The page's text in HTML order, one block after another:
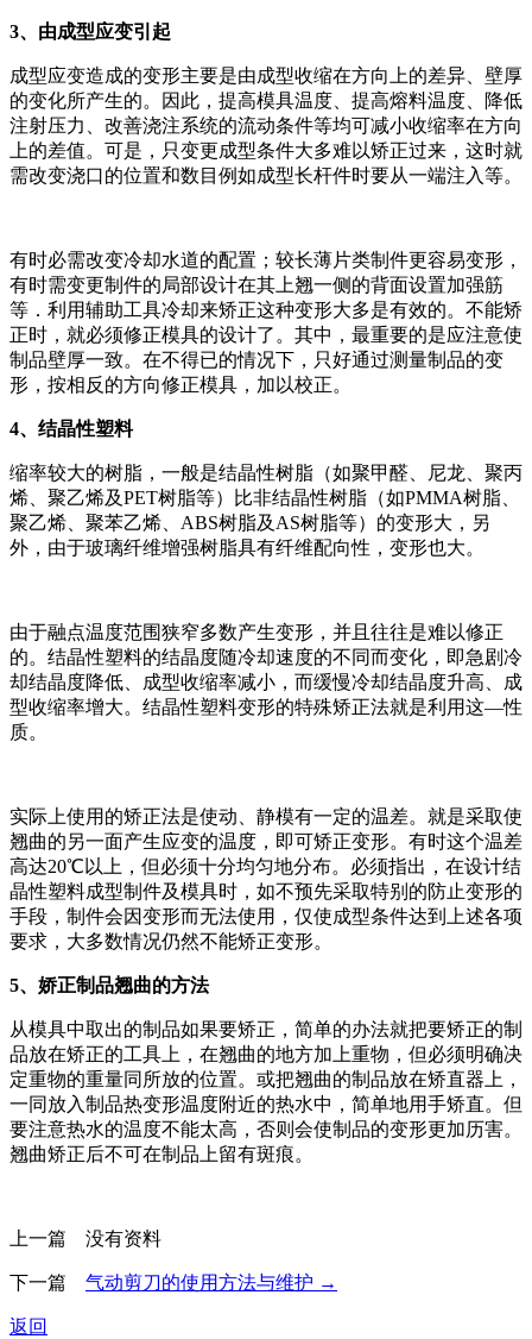
3、由成型应变引起
成型应变造成的变形主要是由成型收缩在方向上的差异、壁厚
的变化所产生的。因此，提高模具温度、提高熔料温度、降低
注射压力、改善浇注系统的流动条件等均可减小收缩率在方向
上的差值。可是，只变更成型条件大多难以矫正过来，这时就
需改变浇口的位置和数目例如成型长杆件时要从一端注入等。
有时必需改变冷却水道的配置；较长薄片类制件更容易变形，
有时需变更制件的局部设计在其上翘一侧的背面设置加强筋
等．利用辅助工具冷却来矫正这种变形大多是有效的。不能矫
正时，就必须修正模具的设计了。其中，最重要的是应注意使
制品壁厚一致。在不得已的情况下，只好通过测量制品的变
形，按相反的方向修正模具，加以校正。
4、结晶性塑料
缩率较大的树脂，一般是结晶性树脂（如聚甲醛、尼龙、聚丙
烯、聚乙烯及PET树脂等）比非结晶性树脂（如PMMA树脂、
聚乙烯、聚苯乙烯、ABS树脂及AS树脂等）的变形大，另
外，由于玻璃纤维增强树脂具有纤维配向性，变形也大。
由于融点温度范围狭窄多数产生变形，并且往往是难以修正
的。结晶性塑料的结晶度随冷却速度的不同而变化，即急剧冷
却结晶度降低、成型收缩率减小，而缓慢冷却结晶度升高、成
型收缩率增大。结晶性塑料变形的特殊矫正法就是利用这—性
质。
实际上使用的矫正法是使动、静模有一定的温差。就是采取使
翘曲的另一面产生应变的温度，即可矫正变形。有时这个温差
高达20℃以上，但必须十分均匀地分布。必须指出，在设计结
晶性塑料成型制件及模具时，如不预先采取特别的防止变形的
手段，制件会因变形而无法使用，仅使成型条件达到上述各项
要求，大多数情况仍然不能矫正变形。
5、娇正制品翘曲的方法
从模具中取出的制品如果要矫正，简单的办法就把要矫正的制
品放在矫正的工具上，在翘曲的地方加上重物，但必须明确决
定重物的重量同所放的位置。或把翘曲的制品放在矫直器上，
一同放入制品热变形温度附近的热水中，简单地用手矫直。但
要注意热水的温度不能太高，否则会使制品的变形更加历害。
翘曲矫正后不可在制品上留有斑痕。
上一篇 没有资料
下一篇 气动剪刀的使用方法与维护 →
返回